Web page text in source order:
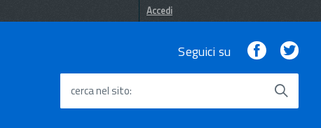
Accedi
Seguici su Facebook
cerca nel sito